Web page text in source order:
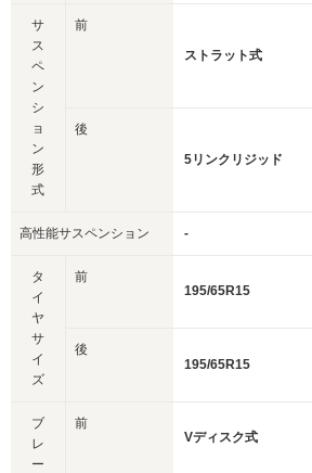
サ
ス
ペ
ン
シ
ョ
ン
形
式
前
ストラット式
後
5リンクリジッド
高性能サスペンション -
タ
イ
ヤ
サ
イ
ズ
前
195/65R15
後
195/65R15
ブ
レ
ー
前
Vディスク式